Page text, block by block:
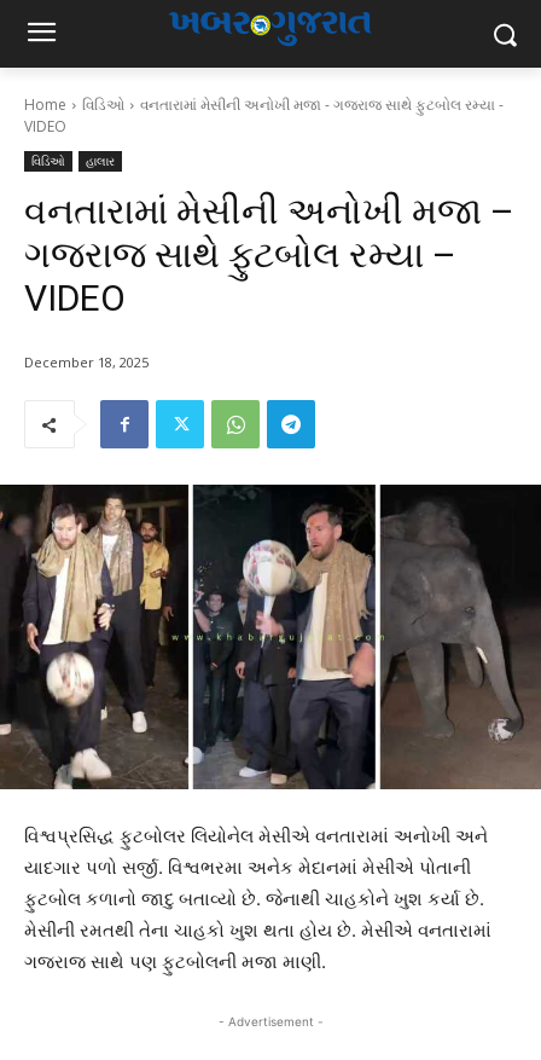
Home વિડિઓ
વનતારામાં મેસીની અનોખી મજા - ગજરાજ સાથે ફુટબોલ રમ્યા -
VIDEO
વિડિઓ હાલાર
વનતારામાં મેસીની અનોખી મજા –
ગજરાજ સાથે ફુટબોલ રમ્યા –
VIDEO
December 18, 2025
વિશ્વપ્રસિદ્ધ ફુટબોલર લિયોનેલ મેસીએ વનતારામાં અનોખી અને
યાદગાર પળો સર્જી. વિશ્વભરમા અનેક મેદાનમાં મેસીએ પોતાની
ફુટબોલ કળાનો જાદુ બતાવ્યો છે. જેનાથી ચાહકોને ખુશ કર્યા છે.
મેસીની રમતથી તેના ચાહકો ખુશ થતા હોય છે. મેસીએ વનતારામાં
ગજરાજ સાથે પણ ફુટબોલની મજા માણી.
- Advertisement -